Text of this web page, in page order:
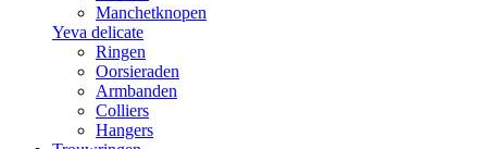
Manchetknopen
Yeva delicate
Ringen
Oorsieraden
Armbanden
Colliers
Hangers